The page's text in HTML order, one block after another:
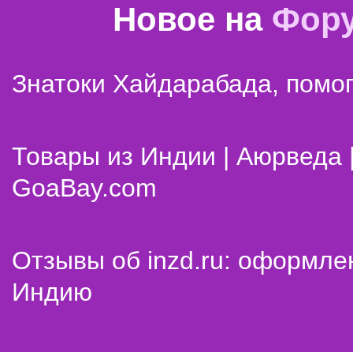
Новое на
Знатоки Хайдарабада,
Товары из Индии | Аюрведа
GoaBay.com
Отзывы об inzd.ru:
Индию